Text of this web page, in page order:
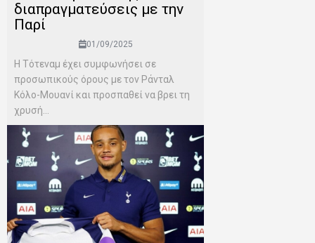
διαπραγματεύσεις με την
Παρί
01/09/2025
Η Τότεναμ έχει συμφωνήσει σε
προσωπικούς όρους με τον Ράνταλ
Κόλο-Μουανί και προσπαθεί να βρει τη
χρυσή...